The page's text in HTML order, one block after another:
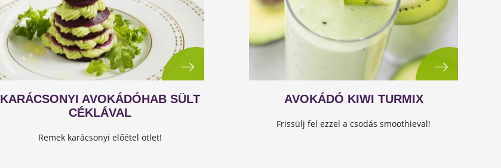
KARÁCSONYI AVOKÁDÓHAB SÜLT
CÉKLÁVAL
Remek karácsonyi előétel ötlet!
AVOKÁDÓ KIWI TURMIX
Frissülj fel ezzel a csodás smoothieval!